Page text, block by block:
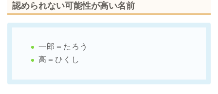
認められない可能性が高い名前
一郎＝たろう
高＝ひくし